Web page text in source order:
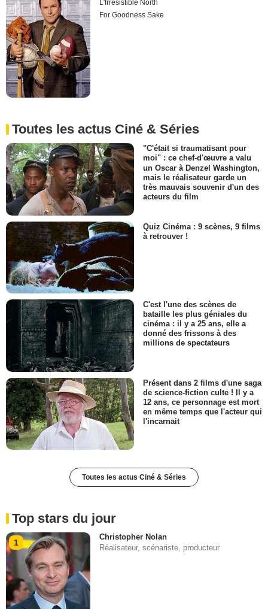
L'Irrésistible North
For Goodness Sake
Toutes les actus Ciné & Séries
"C'était si traumatisant pour
moi" : ce chef-d'œuvre a valu
un Oscar à Denzel Washington,
mais le réalisateur garde un
très mauvais souvenir d'un des
acteurs du film
Quiz Cinéma : 9 scènes, 9 films
à retrouver !
C'est l'une des scènes de
bataille les plus géniales du
cinéma : il y a 25 ans, elle a
donné des frissons à des
millions de spectateurs
Présent dans 2 films d'une saga
de science-fiction culte ! Il y a
12 ans, ce personnage est mort
en même temps que l'acteur qui
l'incarnait
Toutes les actus Ciné & Séries
Top stars du jour
1
Christopher Nolan
Réalisateur, scénariste, producteur